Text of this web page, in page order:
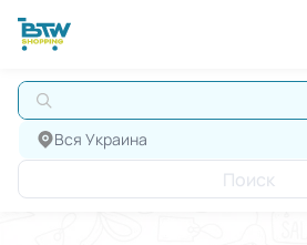
Вся Украина
Поиск